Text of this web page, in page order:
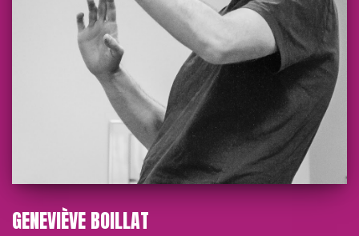
GENEVIÈVE BOILLAT